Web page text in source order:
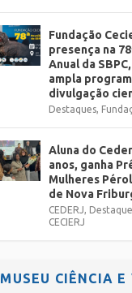
Fundação
presença na
Anual da
ampla
divulgação
Destaques,
Aluna do
anos, ganha
Mulheres
de Nova
CEDERJ,
CECIERJ
MUSEU CIÊNCIA E